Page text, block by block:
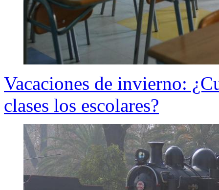
Vacaciones de invierno:
clases los escolares?